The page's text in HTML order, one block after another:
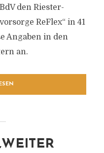
den Riester-
ReFlex“ in 41
Angaben in den
an.